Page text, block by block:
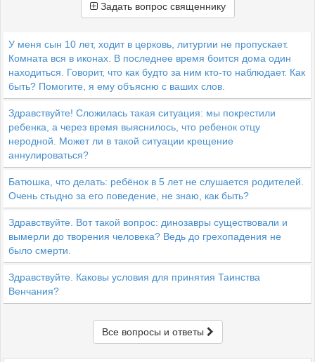
Задать вопрос священнику
У меня сын 10 лет, ходит в церковь, литургии не пропускает.
Комната вся в иконах. В последнее время боится дома один
находиться. Говорит, что как будто за ним кто-то наблюдает. Как
быть? Помогите, я ему объясню с ваших слов.
Здравствуйте! Сложилась такая ситуация: мы покрестили
ребенка, а через время выяснилось, что ребенок отцу
неродной. Может ли в такой ситуации крещение
аннулироваться?
Батюшка, что делать: ребёнок в 5 лет не слушается родителей.
Очень стыдно за его поведение, не знаю, как быть?
Здравствуйте. Вот такой вопрос: динозавры существовали и
вымерли до творения человека? Ведь до грехопадения не
было смерти.
Здравствуйте. Каковы условия для принятия Таинства
Венчания?
Все вопросы и ответы